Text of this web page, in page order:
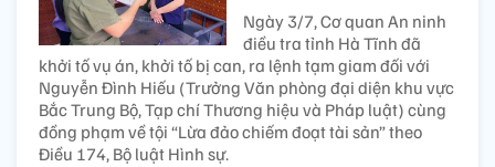
Ngày 3/7, Cơ quan An ninh
điều tra tỉnh Hà Tĩnh đã
khởi tố vụ án, khởi tố bị can, ra lệnh tạm giam đối với
Nguyễn Đình Hiếu (Trưởng Văn phòng đại diện khu vực
Bắc Trung Bộ, Tạp chí Thương hiệu và Pháp luật) cùng
đồng phạm về tội “Lừa đảo chiếm đoạt tài sản” theo
Điều 174, Bộ luật Hình sự.